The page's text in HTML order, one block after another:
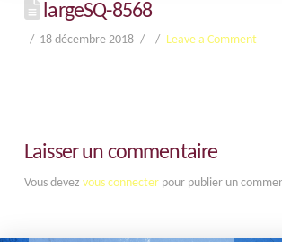
largeSQ-8568
18 décembre 2018 Leave a Comment
Laisser un commentaire
Vous devez vous connecterpour publier un